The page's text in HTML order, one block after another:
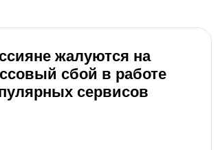
жалуются на
сбой в работе
сервисов